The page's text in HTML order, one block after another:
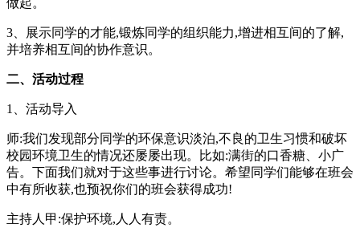
3、展示同学的才能,锻炼同学的组织能力,增进相互间的了解,
并培养相互间的协作意识。
二、活动过程
1、活动导入
师:我们发现部分同学的环保意识淡泊,不良的卫生习惯和破坏
校园环境卫生的情况还屡屡出现。比如:满街的口香糖、小广
告。下面我们就对于这些事进行讨论。希望同学们能够在班会
中有所收获,也预祝你们的班会获得成功!
主持人甲:保护环境,人人有责。